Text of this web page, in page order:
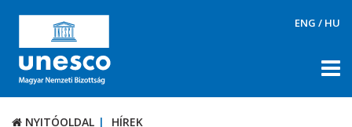
ENG / HU
NYITÓOLDAL HÍREK
NYITÓOLDAL HÍREK